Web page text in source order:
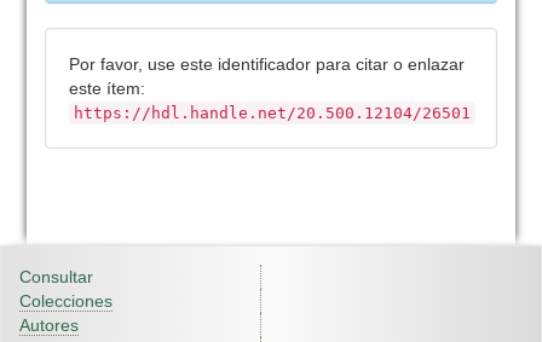
Por favor, use este identificador para citar o enlazar
este ítem:
https://hdl.handle.net/20.500.12104/26501
Consultar
Colecciones
Autores